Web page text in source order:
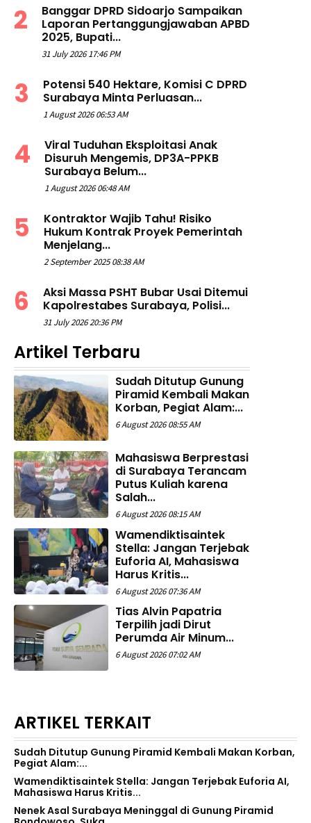
Banggar DPRD Sidoarjo Sampaikan
Laporan Pertanggungjawaban APBD
2025, Bupati...
31 July 2026 17:46 PM
Potensi 540 Hektare, Komisi C DPRD
Surabaya Minta Perluasan...
1 August 2026 06:53 AM
Viral Tuduhan Eksploitasi Anak
Disuruh Mengemis, DP3A-PPKB
Surabaya Belum...
1 August 2026 06:48 AM
Kontraktor Wajib Tahu! Risiko
Hukum Kontrak Proyek Pemerintah
Menjelang...
2 September 2025 08:38 AM
Aksi Massa PSHT Bubar Usai Ditemui
Kapolrestabes Surabaya, Polisi...
31 July 2026 20:36 PM
Artikel Terbaru
Sudah Ditutup Gunung
Piramid Kembali Makan
Korban, Pegiat Alam:...
6 August 2026 08:55 AM
Mahasiswa Berprestasi
di Surabaya Terancam
Putus Kuliah karena
Salah...
6 August 2026 08:15 AM
Wamendiktisaintek
Stella: Jangan Terjebak
Euforia AI, Mahasiswa
Harus Kritis...
6 August 2026 07:36 AM
Tias Alvin Papatria
Terpilih jadi Dirut
Perumda Air Minum...
6 August 2026 07:02 AM
ARTIKEL TERKAIT
Sudah Ditutup Gunung Piramid Kembali Makan Korban,
Pegiat Alam:...
Wamendiktisaintek Stella: Jangan Terjebak Euforia AI,
Mahasiswa Harus Kritis...
Nenek Asal Surabaya Meninggal di Gunung Piramid